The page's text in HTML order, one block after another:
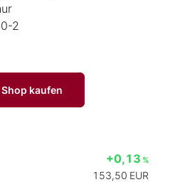
2
Shop kaufen
+0,13 %
153,50 EUR